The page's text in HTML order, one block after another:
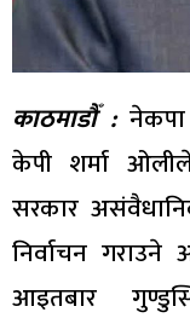
काठमाडौँ :नेकपा
केपी शर्मा
सरकार
निर्वाचन
आइतबार